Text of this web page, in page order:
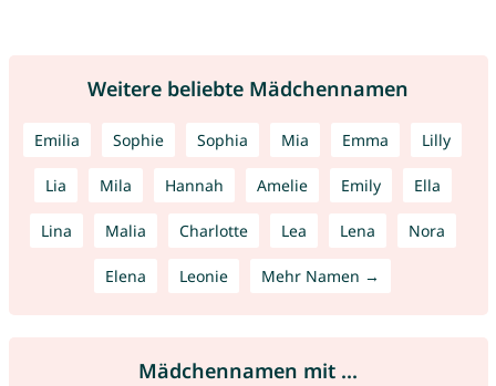
Weitere beliebte Mädchennamen
Emilia Sophie Sophia Mia Emma Lilly
Lia Mila Hannah Amelie Emily Ella
Lina Malia Charlotte Lea Lena Nora
Elena Leonie Mehr Namen →
Mädchennamen mit ...